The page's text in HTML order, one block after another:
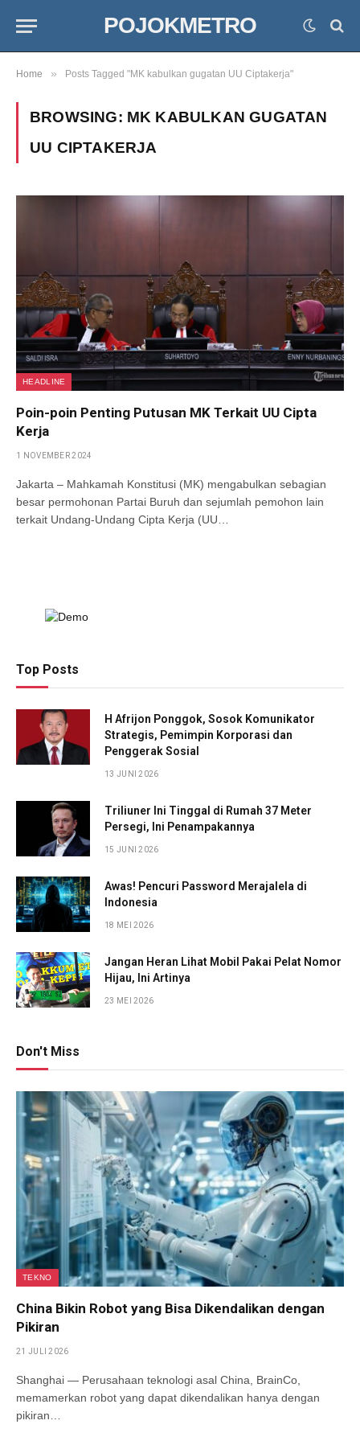
POJOKMETRO
Home » Posts Tagged "MK kabulkan gugatan UU Ciptakerja"
BROWSING: MK KABULKAN GUGATAN
UU CIPTAKERJA
HEADLINE
Poin-poin Penting Putusan MK Terkait UU Cipta
Kerja
1 NOVEMBER 2024
Jakarta – Mahkamah Konstitusi (MK) mengabulkan sebagian
besar permohonan Partai Buruh dan sejumlah pemohon lain
terkait Undang-Undang Cipta Kerja (UU…
Top Posts
H Afrijon Ponggok, Sosok Komunikator
Strategis, Pemimpin Korporasi dan
Penggerak Sosial
13 JUNI 2026
Triliuner Ini Tinggal di Rumah 37 Meter
Persegi, Ini Penampakannya
15 JUNI 2026
Awas! Pencuri Password Merajalela di
Indonesia
18 MEI 2026
Jangan Heran Lihat Mobil Pakai Pelat Nomor
Hijau, Ini Artinya
23 MEI 2026
Don't Miss
TEKNO
China Bikin Robot yang Bisa Dikendalikan dengan
Pikiran
21 JULI 2026
Shanghai — Perusahaan teknologi asal China, BrainCo,
memamerkan robot yang dapat dikendalikan hanya dengan
pikiran…